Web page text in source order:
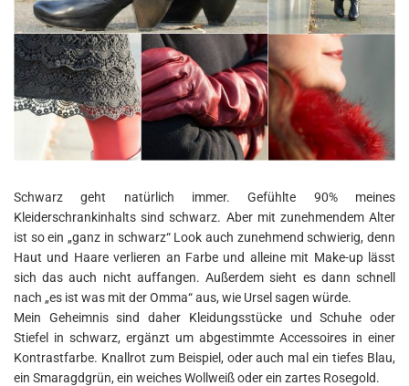
Schwarz geht natürlich immer. Gefühlte 90% meines
Kleiderschrankinhalts sind schwarz. Aber mit zunehmendem Alter
ist so ein „ganz in schwarz“ Look auch zunehmend schwierig, denn
Haut und Haare verlieren an Farbe und alleine mit Make-up lässt
sich das auch nicht auffangen. Außerdem sieht es dann schnell
nach „es ist was mit der Omma“ aus, wie Ursel sagen würde.
Mein Geheimnis sind daher Kleidungsstücke und Schuhe oder
Stiefel in schwarz, ergänzt um abgestimmte Accessoires in einer
Kontrastfarbe. Knallrot zum Beispiel, oder auch mal ein tiefes Blau,
ein Smaragdgrün, ein weiches Wollweiß oder ein zartes Rosegold.